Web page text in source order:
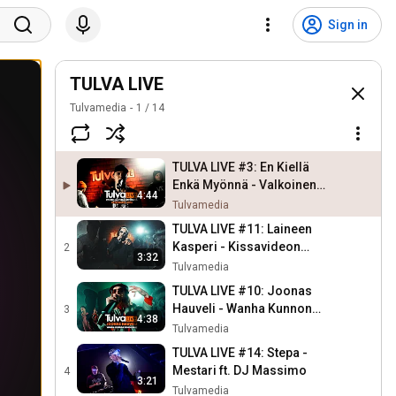
Sign in
TULVA LIVE
Tulvamedia 1 / 14
4:44
TULVA LIVE #3: En Kiellä
Enkä Myönnä - Valkoinen
Lippu (ft. Smulio)
Tulvamedia
2
3:32
TULVA LIVE #11: Laineen
Kasperi - Kissavideon
Mustalaatikko
Tulvamedia
3
4:38
TULVA LIVE #10: Joonas
Hauveli - Wanha Kunnon
Good Oldie
Tulvamedia
4
3:21
TULVA LIVE #14: Stepa -
Mestari ft. DJ Massimo
Tulvamedia